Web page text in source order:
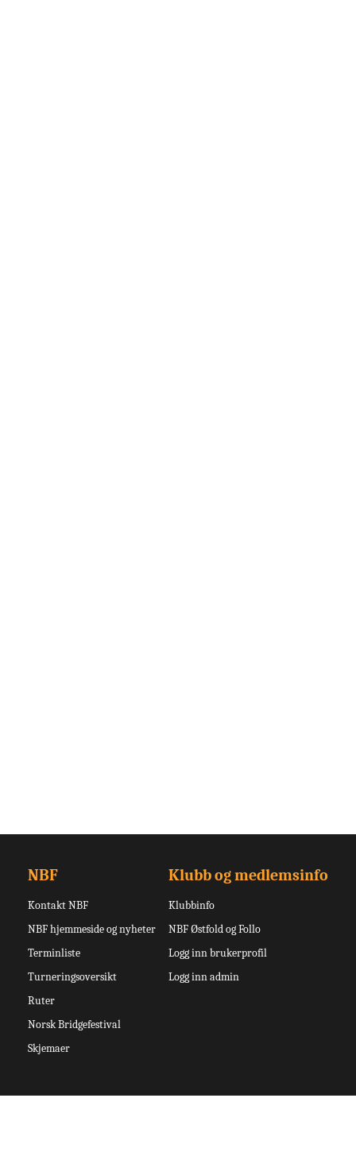
NBF
Kontakt NBF
NBF hjemmeside og nyheter
Terminliste
Turneringsoversikt
Ruter
Norsk Bridgefestival
Skjemaer
Klubb og medlemsinfo
Klubbinfo
NBF Østfold og Follo
Logg inn brukerprofil
Logg inn admin